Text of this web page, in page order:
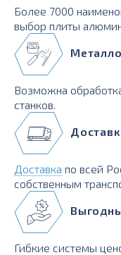
Более 7000
выбор плиты
Возможна
станков.
Доставка по всей
собственным
Гибкие системы